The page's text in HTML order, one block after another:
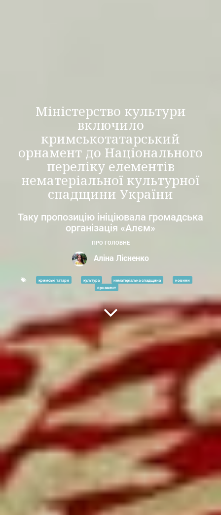
Міністерство культури
включило
кримськотатарський
орнамент до Національного
переліку елементів
нематеріальної культурної
спадщини України
Таку пропозицію ініціювала громадська
організація «Алєм»
ПРО ГОЛОВНЕ
Аліна Лісненко
кримські татари культура нематеріальна спадщина
новини
орнамент